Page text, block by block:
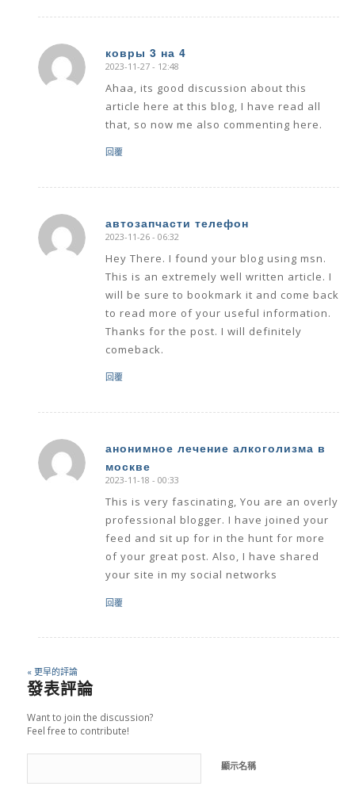
ковры 3 на 4
says:
2023-11-27 - 12:48
Ahaa, its good discussion about this
article here at this blog, I have read all
that, so now me also commenting here.
回覆
автозапчасти телефон
says:
2023-11-26 - 06:32
Hey There. I found your blog using msn.
This is an extremely well written article. I
will be sure to bookmark it and come back
to read more of your useful information.
Thanks for the post. I will definitely
comeback.
回覆
анонимное лечение алкоголизма в
москве
says:
2023-11-18 - 00:33
This is very fascinating, You are an overly
professional blogger. I have joined your
feed and sit up for in the hunt for more
of your great post. Also, I have shared
your site in my social networks
回覆
« 更早的評論
發表評論
Want to join the discussion?
Feel free to contribute!
顯示名稱